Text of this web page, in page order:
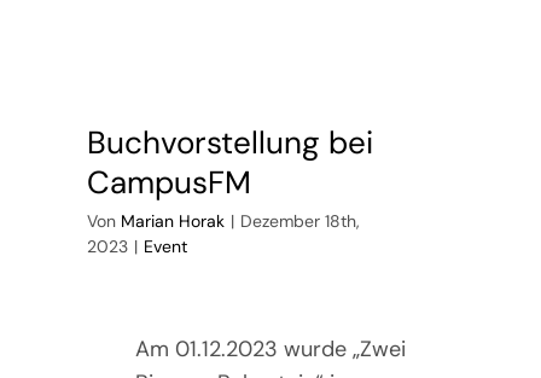
Buchvorstellung bei
CampusFM
Von Marian Horak | Dezember 18th,
2023 | Event
Am 01.12.2023 wurde „Zwei